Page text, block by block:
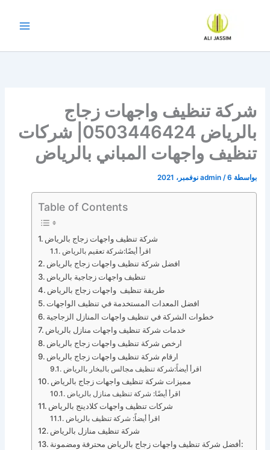
شركة تنظيف واجهات زجاج
بالرياض 0503446424| شركات
تنظيف واجهات المباني بالرياض
بواسطة admin /6 نوفمبر، 2021
Table of Contents
شركة تنظيف واجهات زجاج بالرياض
اقرأ أيضًا:شركة تعقيم بالرياض
افضل شركة تنظيف واجهات زجاج بالرياض
تنظيف واجهات زجاجية بالرياض
طريقة تنظيف واجهات زجاج بالرياض
افضل المعدات المستخدمة في تنظيف الواجهات
خطوات الشركة في تنظيف واجهات المنازل الزجاجية
خدمات شركة تنظيف واجهات منازل بالرياض
ارخص شركة تنظيف واجهات زجاج بالرياض
ارقام شركة تنظيف واجهات زجاج بالرياض
اقرأ أيضاً:شركة تنظيف مجالس بالبخار بالرياض
مميزات شركة تنظيف واجهات زجاج بالرياض
اقرأ أيضًا: شركة تنظيف منازل بالرياض
شركات تنظيف واجهات كلادينج بالرياض
اقرأ أيضاً: شركة تنظيف بالرياض
شركة تنظيف منازل بالرياض
أفضل شركة تنظيف واجهات زجاج بالرياض محترفة ومضمونة: